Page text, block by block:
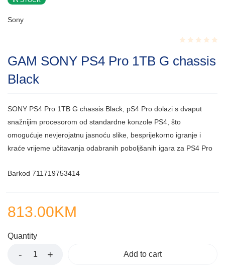
Sony
0.001
GAM SONY PS4 Pro 1TB G chassis
Black
SONY PS4 Pro 1TB G chassis Black, pS4 Pro dolazi s dvaput
snažnijim procesorom od standardne konzole PS4, što
omogućuje nevjerojatnu jasnoću slike, besprijekorno igranje i
kraće vrijeme učitavanja odabranih poboljšanih igara za PS4 Pro
Barkod 711719753414
813.00KM
Quantity
Add to cart